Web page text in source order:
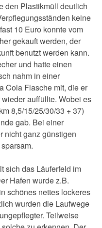
den Plastikmüll deutlich
keine
10 Euro konnte vom
gekauft werden, der
benutzt werden kann.
und hatte einen
nahm in einer
Cola Flasche mit, die er
auffüllte. Wobei es
8,5/15/25/30/33 + 37)
gab. Bei einer
nicht ganz günstigen
sich das Läuferfeld im
Hafen wurde z.B.
schönes nettes lockeres
wurden die Laufwege
Teilweise